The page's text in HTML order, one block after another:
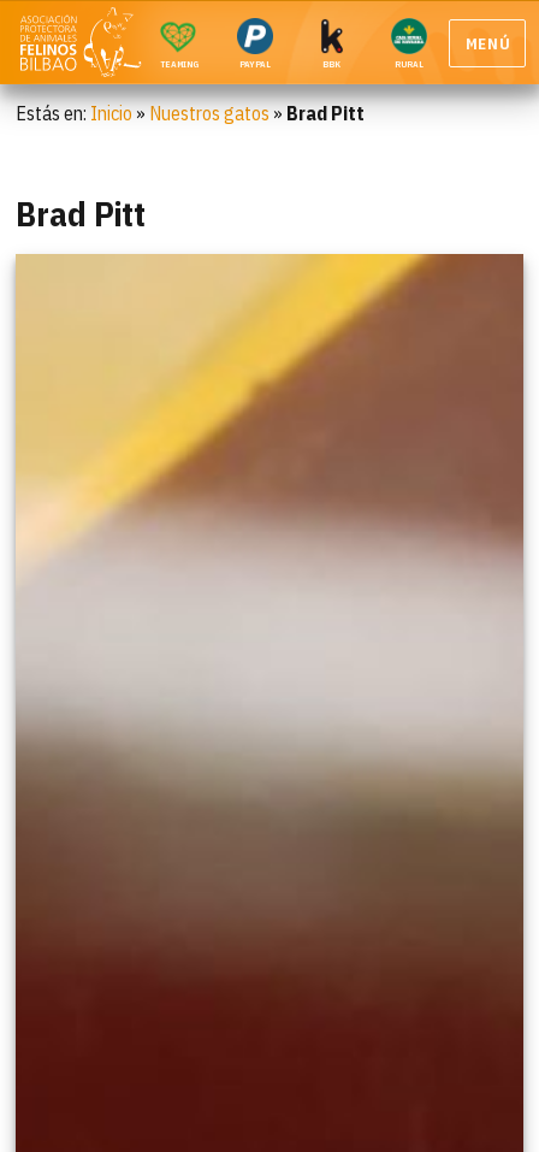
TEAMING PAYPAL BBK RURAL
MENÚ
Estás en: Inicio » Nuestros gatos » Brad Pitt
Brad Pitt